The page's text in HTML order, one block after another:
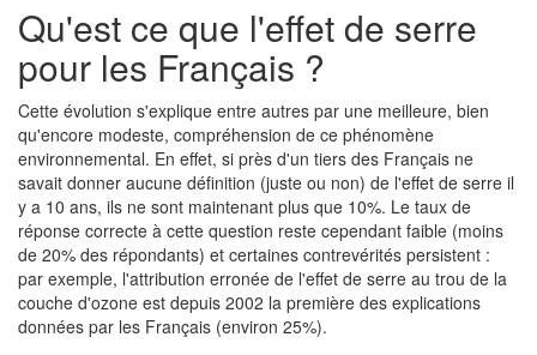
Qu'est ce que l'effet de serre
pour les Français ?
Cette évolution s'explique entre autres par une meilleure, bien
qu'encore modeste, compréhension de ce phénomène
environnemental. En effet, si près d'un tiers des Français ne
savait donner aucune définition (juste ou non) de l'effet de serre il
y a 10 ans, ils ne sont maintenant plus que 10%. Le taux de
réponse correcte à cette question reste cependant faible (moins
de 20% des répondants) et certaines contrevérités persistent :
par exemple, l'attribution erronée de l'effet de serre au trou de la
couche d'ozone est depuis 2002 la première des explications
données par les Français (environ 25%).